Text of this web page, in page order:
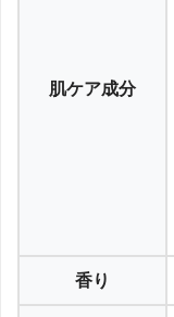
肌ケア成分
香り